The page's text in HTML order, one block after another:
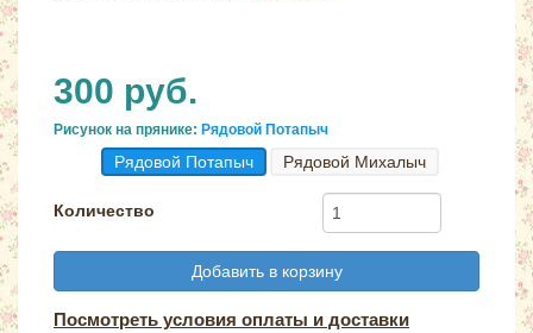
300 руб.
Рисунок на прянике: Рядовой Потапыч
Рядовой Потапыч Рядовой Михалыч
Количество
Добавить в корзину
Посмотреть условия оплаты и доставки